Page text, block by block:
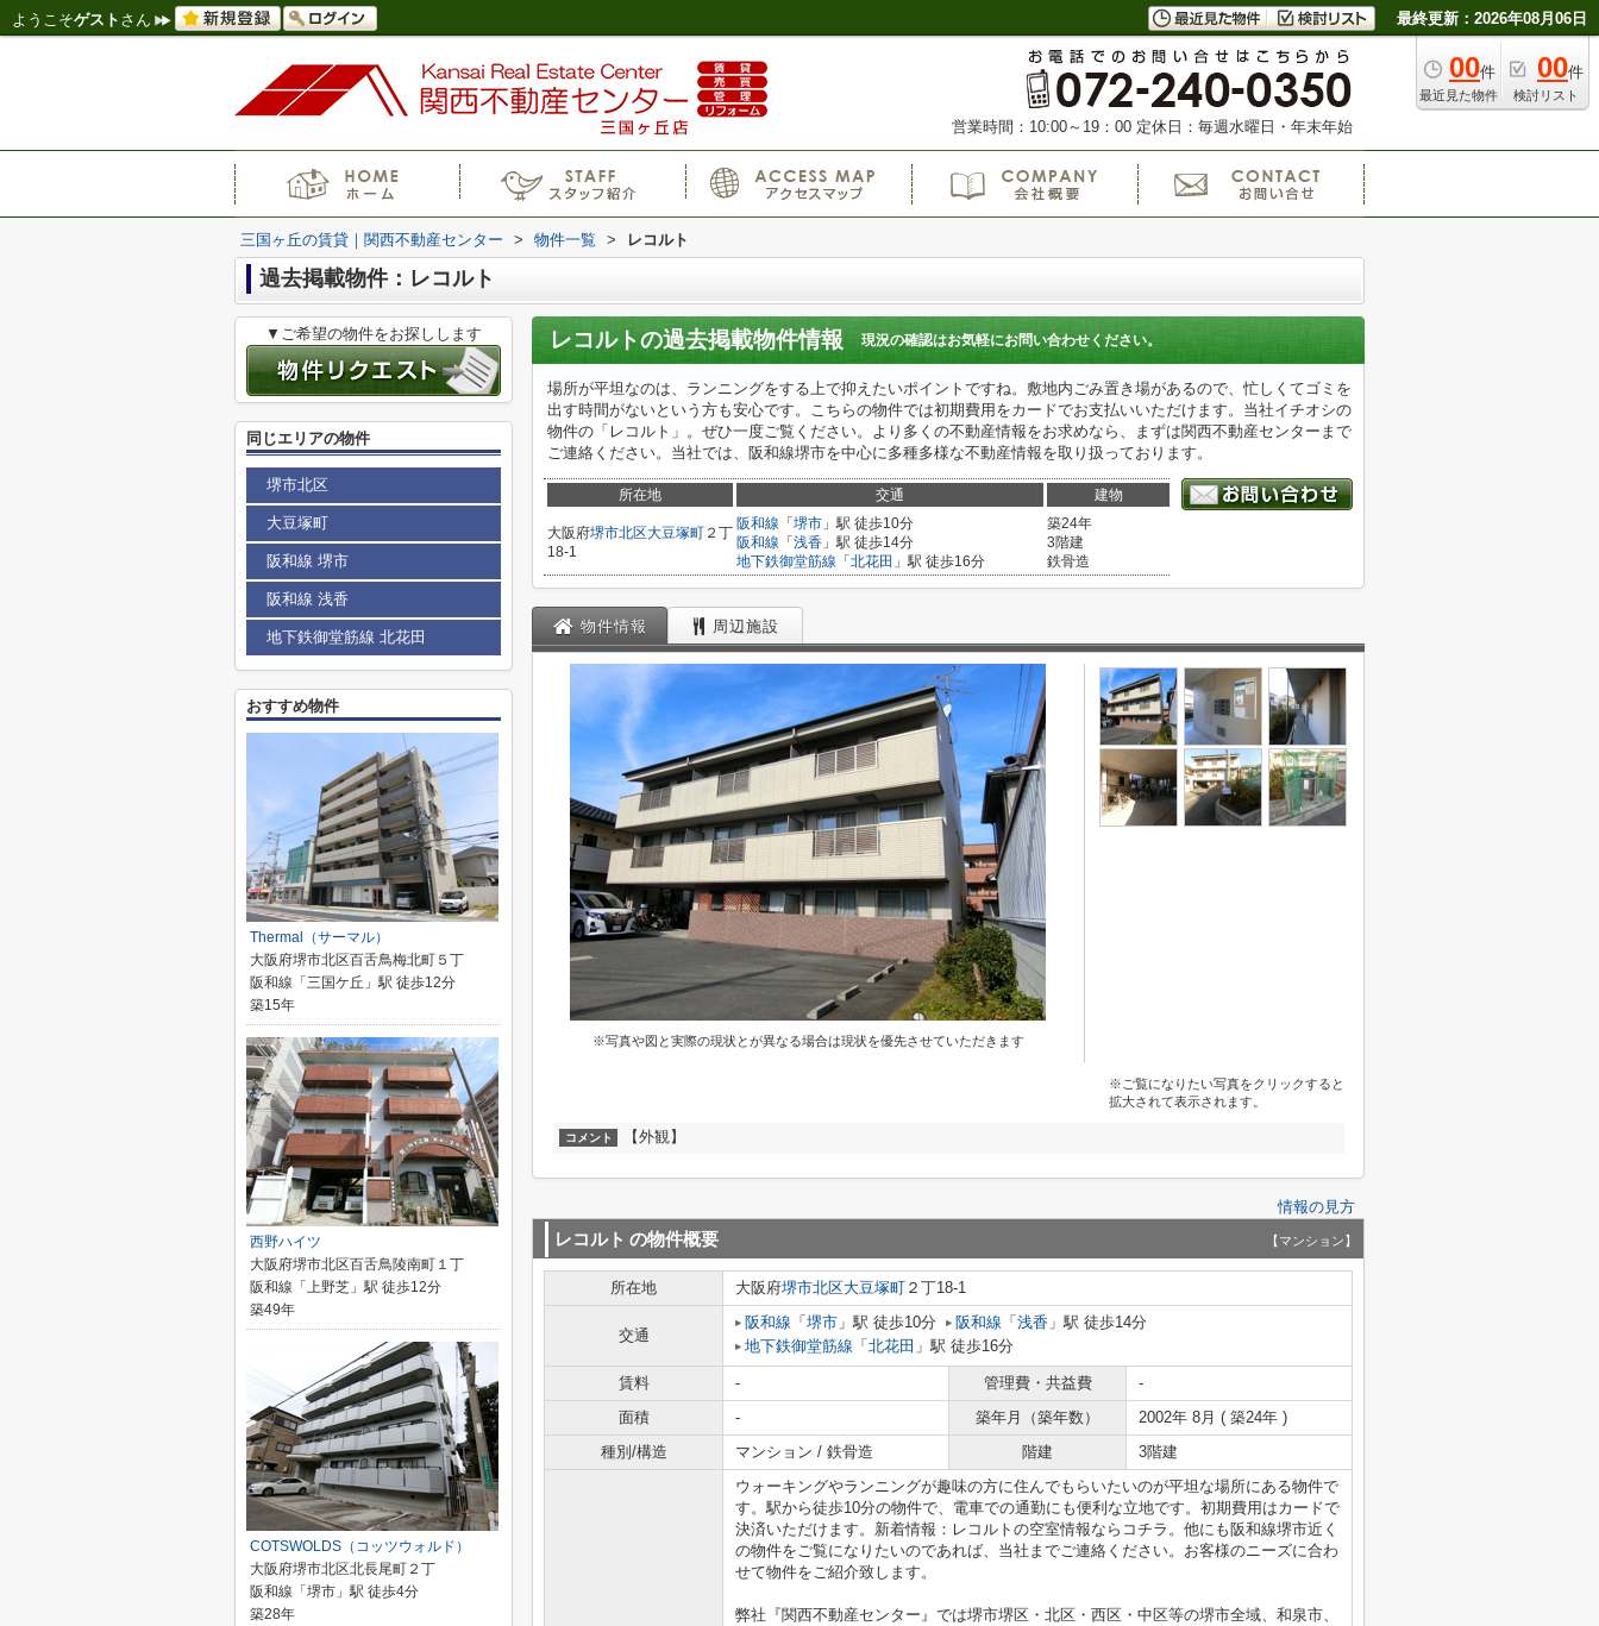
ようこそゲスト さん 最終更新：2026年08月06日
00件
最近見た物件
00件
検討リスト
営業時間：10:00～19：00 定休日：毎週水曜日・年末年始
三国ヶ丘の賃貸｜関西不動産センター > 物件一覧 > レコルト
過去掲載物件：レコルト
レコルトの過去掲載物件情報 現況の確認はお気軽にお問い合わせください。
場所が平坦なのは、ランニングをする上で抑えたいポイントですね。敷地内ごみ置き場があるので、忙しくてゴミを
出す時間がないという方も安心です。こちらの物件では初期費用をカードでお支払いいただけます。当社イチオシの
物件の「レコルト」。ぜひ一度ご覧ください。より多くの不動産情報をお求めなら、まずは関西不動産センターまで
ご連絡ください。当社では、阪和線堺市を中心に多種多様な不動産情報を取り扱っております。
所在地 交通 建物
大阪府堺市北区大豆塚町 ２丁
18-1
阪和線 「 堺市 」駅 徒歩10分
阪和線 「 浅香 」駅 徒歩14分
地下鉄御堂筋線 「 北花田 」駅 徒歩16分
築24年
3階建
鉄骨造
物件情報 周辺施設
※写真や図と実際の現状とが異なる場合は現状を優先させていただきます
※ご覧になりたい写真をクリックすると
拡大されて表示されます。
コメント 【外観】
情報の見方
レコルト の物件概要 【マンション】
所在地 大阪府堺市北区大豆塚町 ２丁18-1
交通
阪和線 「 堺市 」駅 徒歩10分 阪和線 「 浅香 」駅 徒歩14分
地下鉄御堂筋線 「 北花田 」駅 徒歩16分
賃料 - 管理費・共益費
-
面積
- 築年月（築年数）
2002年 8月 ( 築24年 )
種別/構造
マンション / 鉄骨造 階建 3階建
ウォーキングやランニングが趣味の方に住んでもらいたいのが平坦な場所にある物件で
す。駅から徒歩10分の物件で、電車での通勤にも便利な立地です。初期費用はカードで
決済いただけます。新着情報：レコルトの空室情報ならコチラ。他にも阪和線堺市近く
の物件をご覧になりたいのであれば、当社までご連絡ください。お客様のニーズに合わ
せて物件をご紹介致します。
弊社『関西不動産センター』では堺市堺区・北区・西区・中区等の堺市全域、和泉市、
▼ご希望の物件をお探しします
同じエリアの物件
堺市北区
大豆塚町
阪和線 堺市
阪和線 浅香
地下鉄御堂筋線 北花田
おすすめ物件
Thermal（サーマル）
大阪府堺市北区百舌鳥梅北町５丁
阪和線「三国ケ丘」駅 徒歩12分
築15年
西野ハイツ
大阪府堺市北区百舌鳥陵南町１丁
阪和線「上野芝」駅 徒歩12分
築49年
COTSWOLDS（コッツウォルド）
大阪府堺市北区北長尾町２丁
阪和線「堺市」駅 徒歩4分
築28年